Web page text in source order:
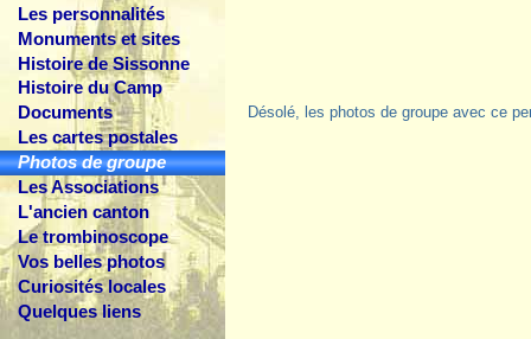
Les personnalités
Monuments et sites
Histoire de Sissonne
Histoire du Camp
Documents
Les cartes postales
Photos de groupe
Les Associations
L'ancien canton
Le trombinoscope
Vos belles photos
Curiosités locales
Quelques liens
Désolé, les photos de groupe avec ce